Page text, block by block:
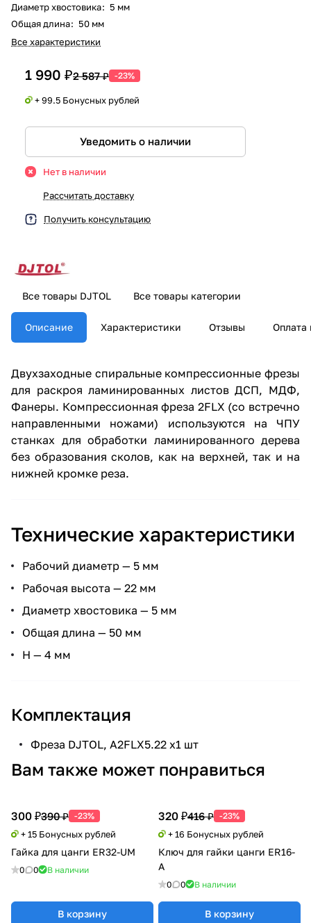
Диаметр хвостовика: 5 мм
Общая длина: 50 мм
Все характеристики
1 990 ₽2 587 ₽ -23%
+ 99.5 Бонусных рублей
Уведомить о наличии
Нет в наличии
Рассчитать доставку
Получить консультацию
Все товары DJTOL Все товары категории
Описание Характеристики Отзывы Оплата
Двухзаходные спиральные компрессионные фрезы
для раскроя ламинированных листов ДСП, МДФ,
Фанеры. Компрессионная фреза 2FLX (со встречно
направленными ножами) используются на ЧПУ
станках для обработки ламинированного дерева
без образования сколов, как на верхней, так и на
нижней кромке реза.
Технические характеристики
Рабочий диаметр — 5 мм
Рабочая высота — 22 мм
Диаметр хвостовика — 5 мм
Общая длина — 50 мм
H — 4 мм
Комплектация
Фреза DJTOL, A2FLX5.22 х1 шт
Вам также может понравиться
300 ₽390 ₽ -23%
+ 15 Бонусных рублей
Гайка для цанги ER32-UM
0 0 В наличии
В корзину
320 ₽416 ₽ -23%
+ 16 Бонусных рублей
Ключ для гайки цанги ER16-
A
0 0 В наличии
В корзину